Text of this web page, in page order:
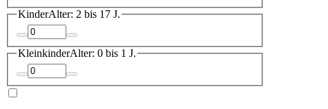
KinderAlter: 2 bis 17 J.
KleinkinderAlter: 0 bis 1 J.